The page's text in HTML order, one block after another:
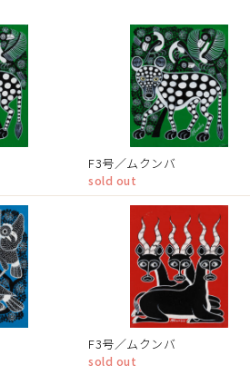
F3号／ムクンバ
sold out
F3号／ムクンバ
sold out